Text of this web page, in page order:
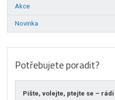
Akce
Novinka
Potřebujete poradit?
Pište, volejte, ptejte se –